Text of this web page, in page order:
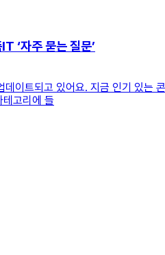
‘자주 묻는 질문’
이트되고 있어요. 지금 인기 있는
고리에 들